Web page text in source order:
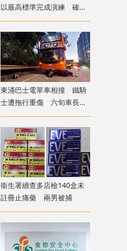
以最高標準完成演練 確保
通關萬無一失
東涌巴士電單車相撞 鐵騎
士遭拖行重傷 六旬車長涉
危駕被捕
衞生署續查多店檢140盒未
註冊止痛藥 兩男被捕